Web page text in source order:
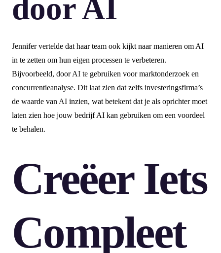
door AI
Jennifer vertelde dat haar team ook kijkt naar manieren om AI
in te zetten om hun eigen processen te verbeteren.
Bijvoorbeeld, door AI te gebruiken voor marktonderzoek en
concurrentieanalyse. Dit laat zien dat zelfs investeringsfirma’s
de waarde van AI inzien, wat betekent dat je als oprichter moet
laten zien hoe jouw bedrijf AI kan gebruiken om een voordeel
te behalen.
Creëer Iets
Compleet